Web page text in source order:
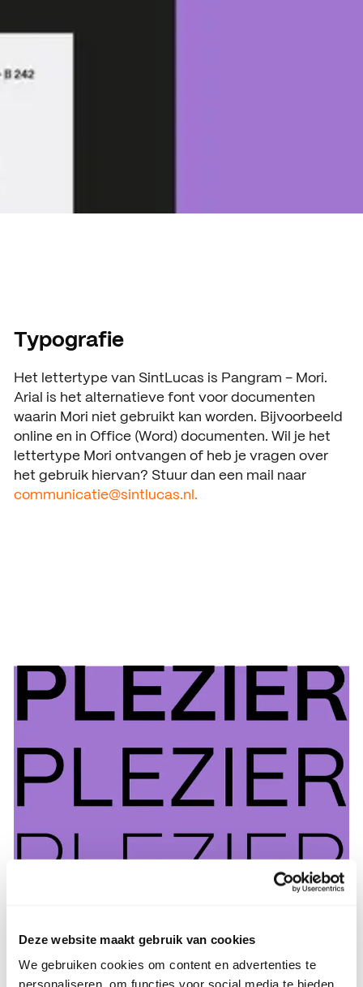
Deze website maakt gebruik van cookies
We gebruiken cookies om content en advertenties te
personaliseren, om functies voor social media te bieden
Typografie
Het lettertype van SintLucas is Pangram – Mori.
Arial is het alternatieve font voor documenten
waarin Mori niet gebruikt kan worden. Bijvoorbeeld
online en in Office (Word) documenten. Wil je het
lettertype Mori ontvangen of heb je vragen over
het gebruik hiervan? Stuur dan een mail naar
communicatie@sintlucas.nl.